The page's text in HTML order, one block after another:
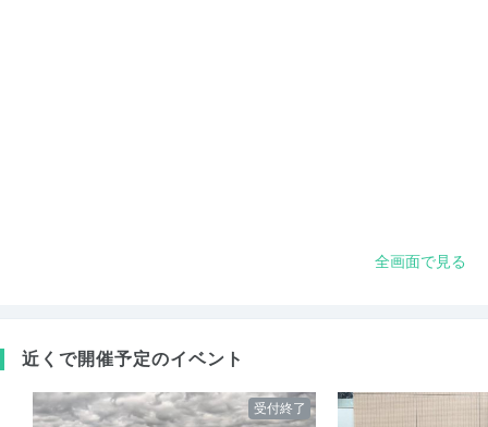
全画面で見る
近くで開催予定のイベント
受付終了